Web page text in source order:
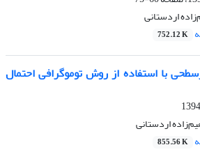
اردستانی
752.12 K
با استفاده از روش توموگرافی احتمال
اردستانی
855.56 K